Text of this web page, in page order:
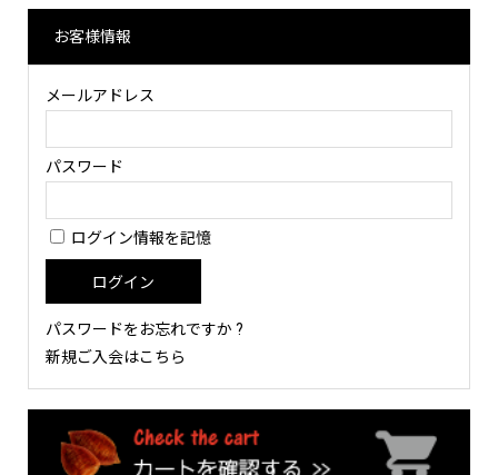
お客様情報
メールアドレス
パスワード
ログイン情報を記憶
パスワードをお忘れですか ?
新規ご入会はこちら